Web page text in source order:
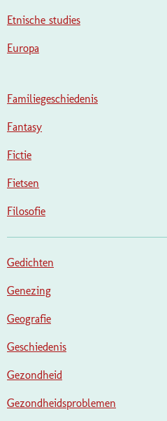
Etnische studies
Europa
Familiegeschiedenis
Fantasy
Fictie
Fietsen
Filosofie
Gedichten
Genezing
Geografie
Geschiedenis
Gezondheid
Gezondheidsproblemen